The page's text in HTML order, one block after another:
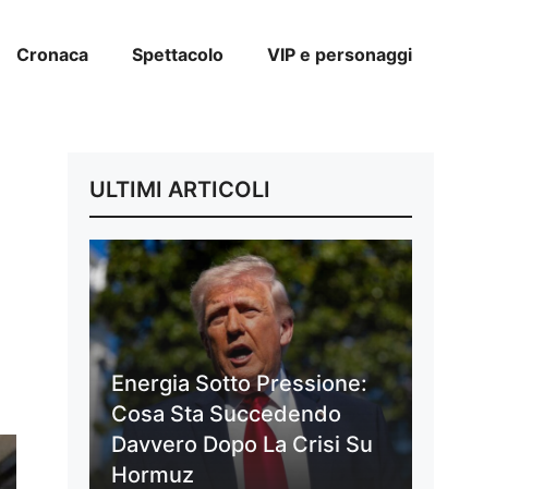
Cronaca Spettacolo VIP e personaggi
ULTIMI ARTICOLI
Energia Sotto Pressione:
Cosa Sta Succedendo
Davvero Dopo La Crisi Su
Hormuz